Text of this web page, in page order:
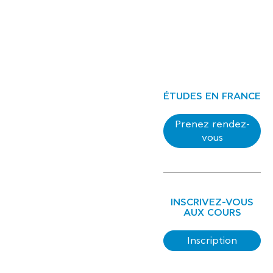
ÉTUDES EN FRANCE
Prenez rendez-
vous
INSCRIVEZ-VOUS
AUX COURS
Inscription